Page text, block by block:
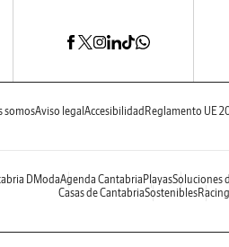
somosAviso legal Accesibilidad Reglamento UE
DModaAgenda Cantabria PlayasSoluciones
Casas de CantabriaSosteniblesRacing